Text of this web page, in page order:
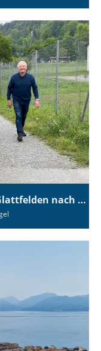
Eine verrückte Wanderung von Glattfelden nach Eglisau